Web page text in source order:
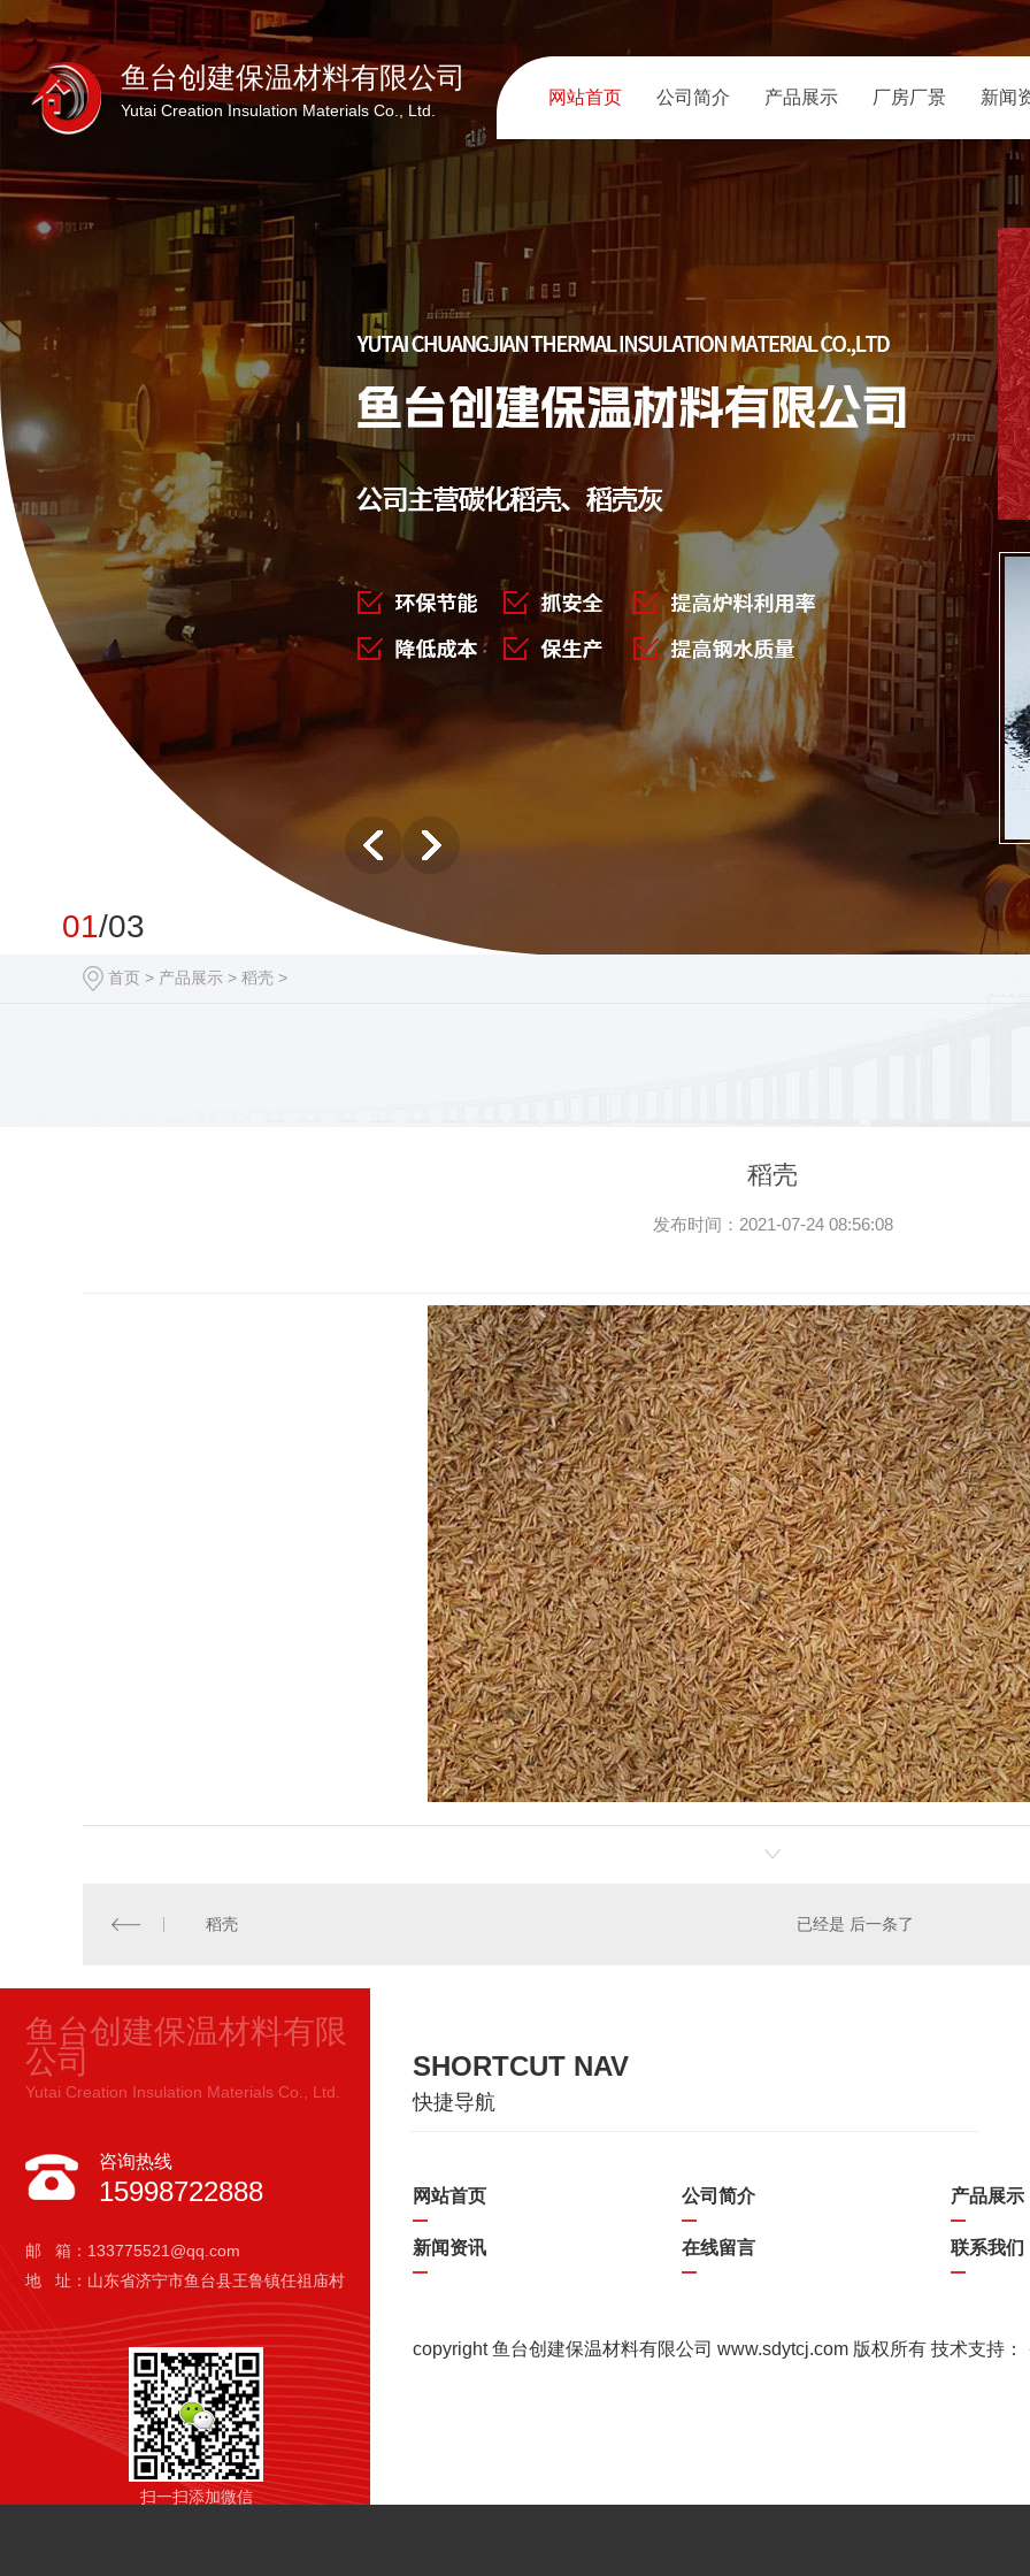
鱼台创建保温材料有限公司
Yutai Creation Insulation Materials Co., Ltd.
网站首页 公司简介 产品展示 厂房厂景 新闻
01/03
首页 > 产品展示 > 稻壳 >
稻壳
发布时间：2021-07-24 08:56:08
稻壳 已经是 后一条了
鱼台创建保温材料有限
公司
Yutai Creation Insulation Materials Co., Ltd.
咨询热线
15998722888
邮 箱：133775521@qq.com
地 址：山东省济宁市鱼台县王鲁镇任祖庙村
扫一扫添加微信
SHORTCUT NAV
快捷导航
网站首页 公司简介 产品展示
新闻资讯 在线留言 联系我们
copyright 鱼台创建保温材料有限公司 www.sdytcj.com 版权所有 技术支持：